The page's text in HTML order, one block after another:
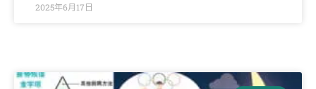
2025年6月17日